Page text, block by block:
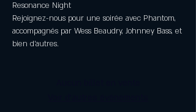
Resonance Night
Rejoignez-nous pour une soirée avec Phantom,
accompagnés par Wess Beaudry, Johnney Bass, et
bien d'autres.